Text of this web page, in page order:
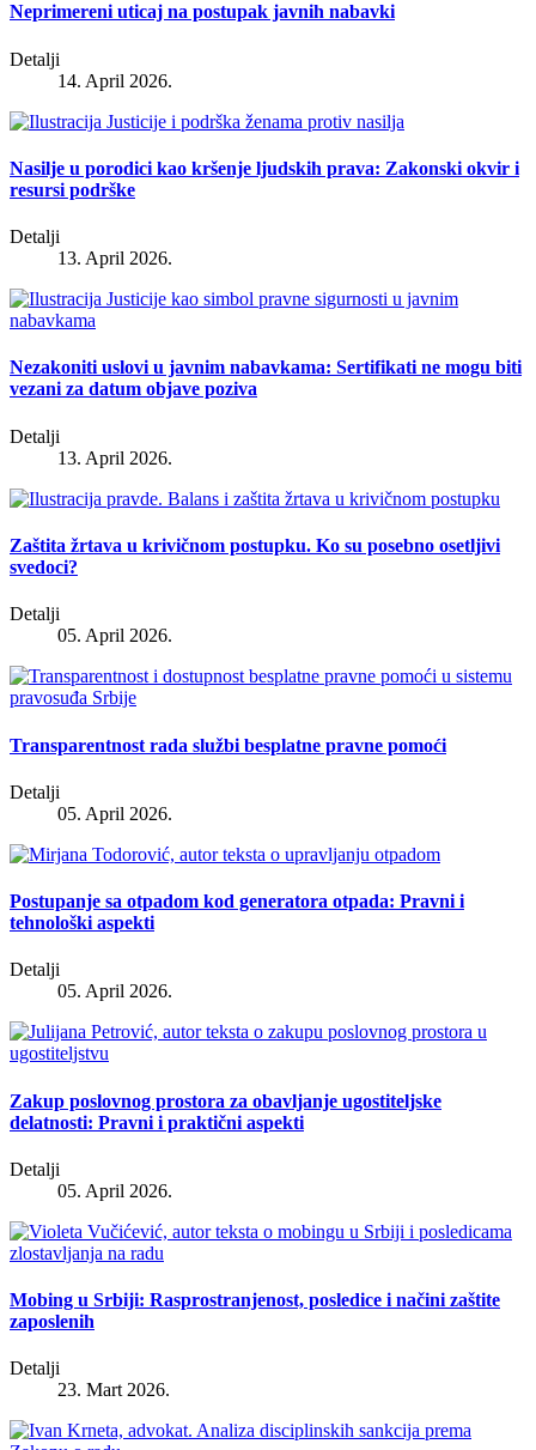
Neprimereni uticaj na postupak javnih nabavki
Detalji
14. April 2026.
Nasilje u porodici kao kršenje ljudskih prava: Zakonski okvir i
resursi podrške
Detalji
13. April 2026.
Nezakoniti uslovi u javnim nabavkama: Sertifikati ne mogu biti
vezani za datum objave poziva
Detalji
13. April 2026.
Zaštita žrtava u krivičnom postupku. Ko su posebno osetljivi
svedoci?
Detalji
05. April 2026.
Transparentnost rada službi besplatne pravne pomoći
Detalji
05. April 2026.
Postupanje sa otpadom kod generatora otpada: Pravni i
tehnološki aspekti
Detalji
05. April 2026.
Zakup poslovnog prostora za obavljanje ugostiteljske
delatnosti: Pravni i praktični aspekti
Detalji
05. April 2026.
Mobing u Srbiji: Rasprostranjenost, posledice i načini zaštite
zaposlenih
Detalji
23. Mart 2026.